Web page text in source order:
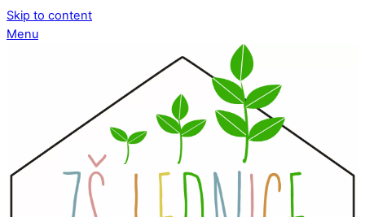
Skip to content
Menu